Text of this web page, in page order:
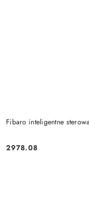
Fibaro inteligentne
Cena:
2978.08